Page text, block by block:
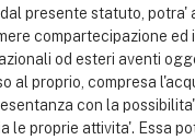
presente statuto, potra'
compartecipazione ed
od esteri aventi
al proprio, compresa
con la
le proprie attivita'. Essa